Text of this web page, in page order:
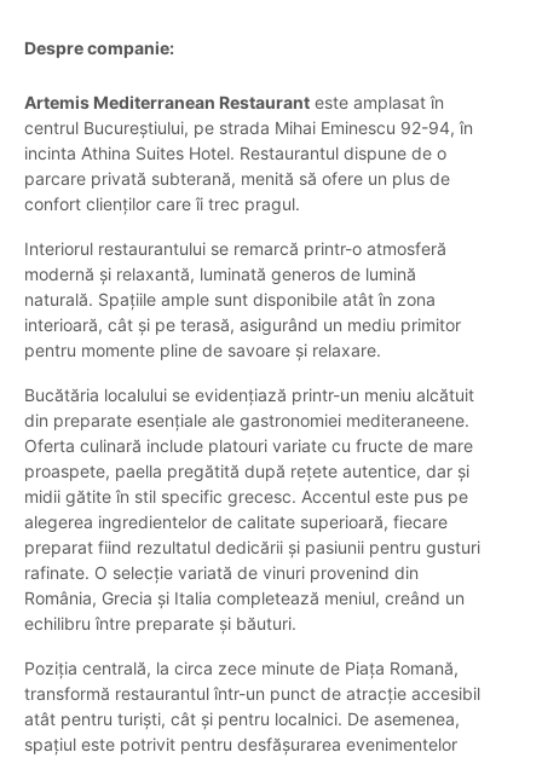
Despre companie:
Artemis Mediterranean Restaurant este amplasat în
centrul Bucureștiului, pe strada Mihai Eminescu 92-94, în
incinta Athina Suites Hotel. Restaurantul dispune de o
parcare privată subterană, menită să ofere un plus de
confort clienților care îi trec pragul.
Interiorul restaurantului se remarcă printr-o atmosferă
modernă și relaxantă, luminată generos de lumină
naturală. Spațiile ample sunt disponibile atât în zona
interioară, cât și pe terasă, asigurând un mediu primitor
pentru momente pline de savoare și relaxare.
Bucătăria localului se evidențiază printr-un meniu alcătuit
din preparate esențiale ale gastronomiei mediteraneene.
Oferta culinară include platouri variate cu fructe de mare
proaspete, paella pregătită după rețete autentice, dar și
midii gătite în stil specific grecesc. Accentul este pus pe
alegerea ingredientelor de calitate superioară, fiecare
preparat fiind rezultatul dedicării și pasiunii pentru gusturi
rafinate. O selecție variată de vinuri provenind din
România, Grecia și Italia completează meniul, creând un
echilibru între preparate și băuturi.
Poziția centrală, la circa zece minute de Piața Romană,
transformă restaurantul într-un punct de atracție accesibil
atât pentru turiști, cât și pentru localnici. De asemenea,
spațiul este potrivit pentru desfășurarea evenimentelor